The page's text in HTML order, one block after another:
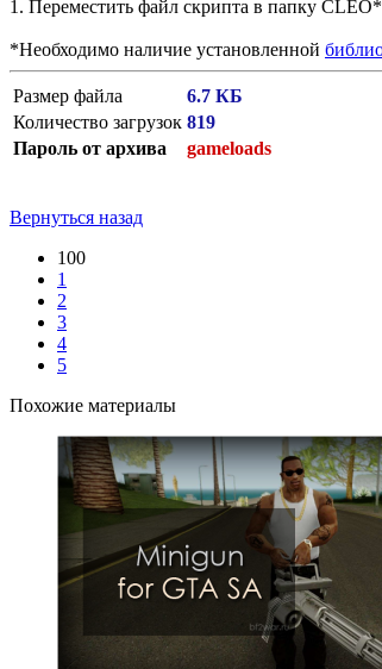
1. Переместить файл скрипта в папку
*Необходимо наличие установленной
Размер файла
6.7 КБ
Количество загрузок 819
Пароль от архива
gameloads
Вернуться назад
100
1
2
3
4
5
Похожие материалы